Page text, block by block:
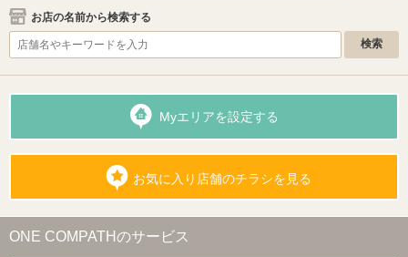
お店の名前から検索する
Myエリアを設定する
お気に入り店舗のチラシを見る
ONE COMPATHのサービス